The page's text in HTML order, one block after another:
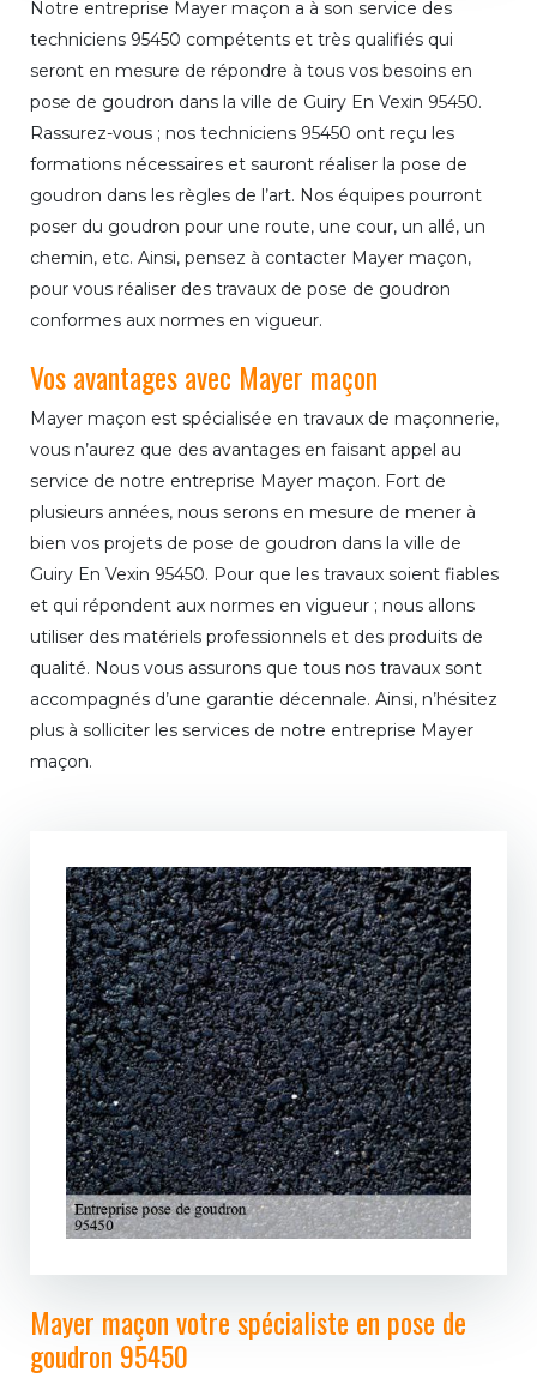
Notre entreprise Mayer maçon a à son service des
techniciens 95450 compétents et très qualifiés qui
seront en mesure de répondre à tous vos besoins en
pose de goudron dans la ville de Guiry En Vexin 95450.
Rassurez-vous ; nos techniciens 95450 ont reçu les
formations nécessaires et sauront réaliser la pose de
goudron dans les règles de l’art. Nos équipes pourront
poser du goudron pour une route, une cour, un allé, un
chemin, etc. Ainsi, pensez à contacter Mayer maçon,
pour vous réaliser des travaux de pose de goudron
conformes aux normes en vigueur.
Vos avantages avec Mayer maçon
Mayer maçon est spécialisée en travaux de maçonnerie,
vous n’aurez que des avantages en faisant appel au
service de notre entreprise Mayer maçon. Fort de
plusieurs années, nous serons en mesure de mener à
bien vos projets de pose de goudron dans la ville de
Guiry En Vexin 95450. Pour que les travaux soient fiables
et qui répondent aux normes en vigueur ; nous allons
utiliser des matériels professionnels et des produits de
qualité. Nous vous assurons que tous nos travaux sont
accompagnés d’une garantie décennale. Ainsi, n’hésitez
plus à solliciter les services de notre entreprise Mayer
maçon.
Mayer maçon votre spécialiste en pose de
goudron 95450